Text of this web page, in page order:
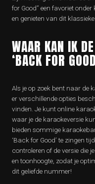
for Good” een favoriet
en genieten van dit
WAAR KAN IK
‘BACK FOR
Als je op zoek bent naar de
er verschillende opties
vinden. Je kunt online
waar je de karaokeversie
bieden sommige
‘Back for Good’ te zingen
controleren of de versie die
en toonhoogte, zodat je
dit geliefde nummer!